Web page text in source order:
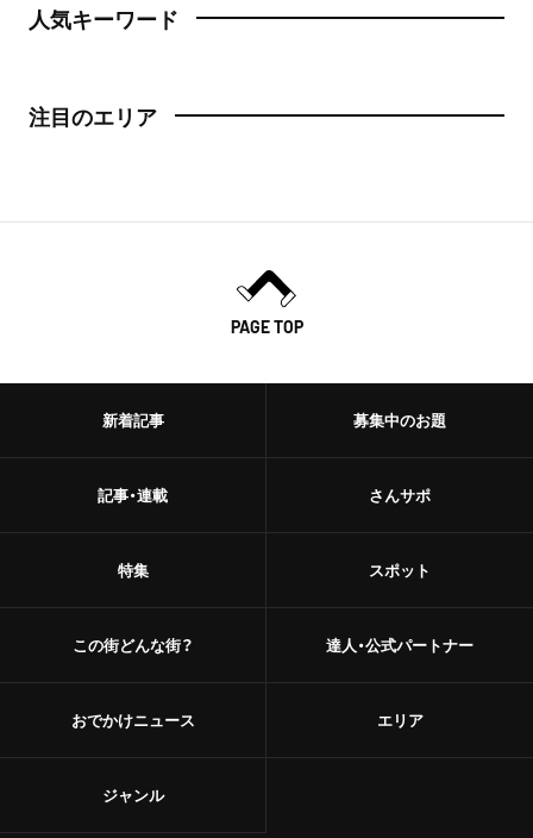
人気キーワード
注目のエリア
PAGE TOP
新着記事
記事・連載
特集
この街どんな街？
おでかけニュース
募集中のお題
さんサポ
スポット
達人・公式パートナー
エリア
ジャンル